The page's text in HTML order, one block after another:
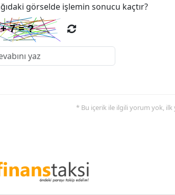
görselde işlemin sonucu kaçtır?
* Bu içerik ile ilgili yorum yok, ilk